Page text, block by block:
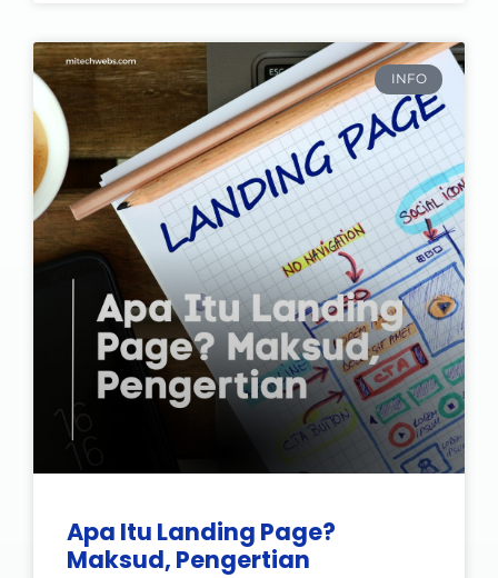
INFO
Apa Itu Landing Page?
Maksud, Pengertian